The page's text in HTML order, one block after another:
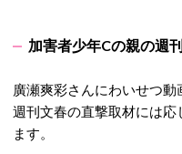
加害者少年Cの親の週
廣瀬爽彩さんにわいせつ
週刊文春の直撃取材には
ます。